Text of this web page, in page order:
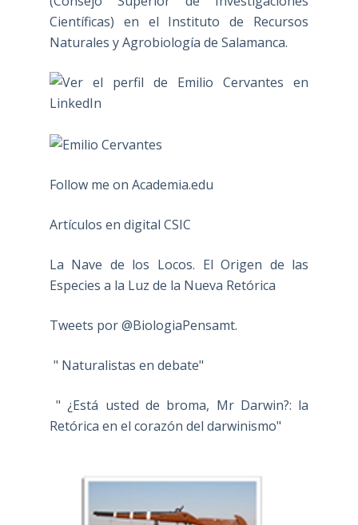
Científicas) en el Instituto de Recursos
Naturales y Agrobiología de Salamanca.
Follow me on Academia.edu
Artículos en digital CSIC
La Nave de los Locos. El Origen de las
Especies a la Luz de la Nueva Retórica
Tweets por @BiologiaPensamt.
" Naturalistas en debate"
" ¿Está usted de broma, Mr Darwin?: la
Retórica en el corazón del darwinismo"